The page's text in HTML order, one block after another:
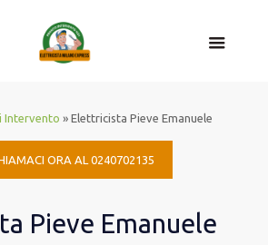
Intervento » Elettricista Pieve Emanuele
ORA AL 0240702135
Pieve Emanuele